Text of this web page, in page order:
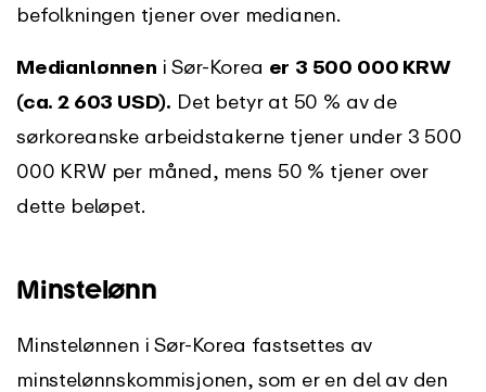
befolkningen tjener over medianen.
Medianlønnen i Sør-Korea er 3 500 000 KRW
(ca. 2 603 USD). Det betyr at 50 % av de
sørkoreanske arbeidstakerne tjener under 3 500
000 KRW per måned, mens 50 % tjener over
dette beløpet.
Minstelønn
Minstelønnen i Sør-Korea fastsettes av
minstelønnskommisjonen, som er en del av den